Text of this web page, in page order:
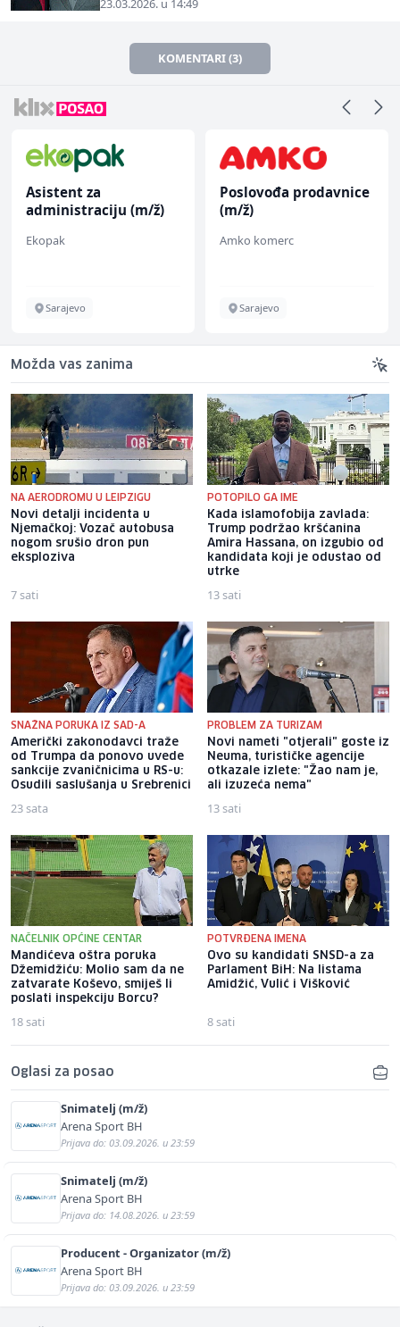
23.03.2026. u 14:49
KOMENTARI (3)
Asistent za
administraciju (m/ž)
Ekopak
Sarajevo
Poslovođa prodavnice
(m/ž)
Amko komerc
Sarajevo
Možda vas zanima
NA AERODROMU U LEIPZIGU
Novi detalji incidenta u
Njemačkoj: Vozač autobusa
nogom srušio dron pun
eksploziva
7 sati
POTOPILO GA IME
Kada islamofobija zavlada:
Trump podržao kršćanina
Amira Hassana, on izgubio od
kandidata koji je odustao od
utrke
13 sati
SNAŽNA PORUKA IZ SAD-A
Američki zakonodavci traže
od Trumpa da ponovo uvede
sankcije zvaničnicima u RS-u:
Osudili saslušanja u Srebrenici
23 sata
PROBLEM ZA TURIZAM
Novi nameti "otjerali" goste iz
Neuma, turističke agencije
otkazale izlete: "Žao nam je,
ali izuzeća nema"
13 sati
NAČELNIK OPĆINE CENTAR
Mandićeva oštra poruka
Džemidžiću: Molio sam da ne
zatvarate Koševo, smiješ li
poslati inspekciju Borcu?
18 sati
POTVRĐENA IMENA
Ovo su kandidati SNSD-a za
Parlament BiH: Na listama
Amidžić, Vulić i Višković
8 sati
Oglasi za posao
Snimatelj (m/ž)
Arena Sport BH
Prijava do: 03.09.2026. u 23:59
Snimatelj (m/ž)
Arena Sport BH
Prijava do: 14.08.2026. u 23:59
Producent - Organizator (m/ž)
Arena Sport BH
Prijava do: 03.09.2026. u 23:59